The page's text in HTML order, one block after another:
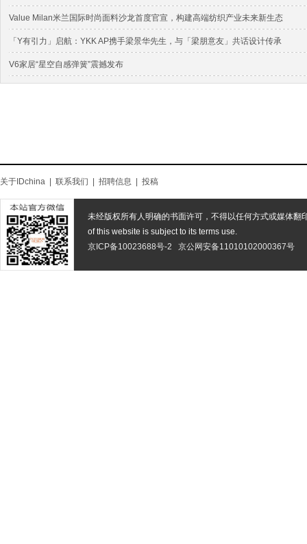
Value Milan米兰国际时尚面料沙龙首度官宣，构建高端纺织产业未来新生态
「Y有引力」启航：YKK AP携手梁景华先生，与「梁朋意友」共话设计传承
V6家居“星空自感弹簧”震撼发布
关于IDchina 联系我们 招聘信息 投稿
未经版权所有人明确的书面许可，不得以任何方式或媒体翻
of this website is subject to its terms use.
京ICP备10023688号-2
京公网安备11010102000367号